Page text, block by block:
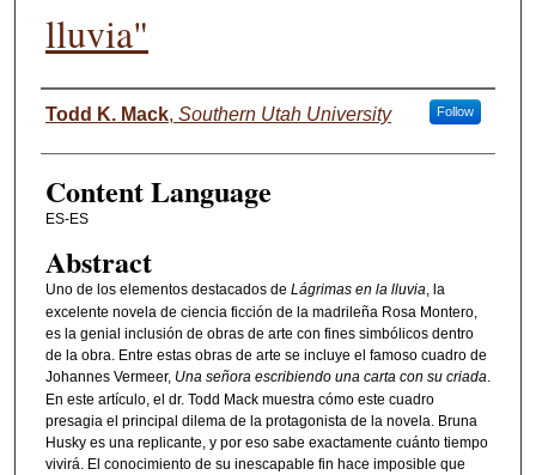
lluvia"
Authors
Todd K. Mack, Southern Utah University Follow
Content Language
ES-ES
Abstract
Uno de los elementos destacados de Lágrimas en la lluvia , la
excelente novela de ciencia ficción de la madrileña Rosa Montero,
es la genial inclusión de obras de arte con fines simbólicos dentro
de la obra. Entre estas obras de arte se incluye el famoso cuadro de
Johannes Vermeer, Una señora escribiendo una carta con su criada
En este artículo, el dr. Todd Mack muestra cómo este cuadro
presagia el principal dilema de la protagonista de la novela. Bruna
Husky es una replicante, y por eso sabe exactamente cuánto tiempo
vivirá. El conocimiento de su inescapable fin hace imposible que